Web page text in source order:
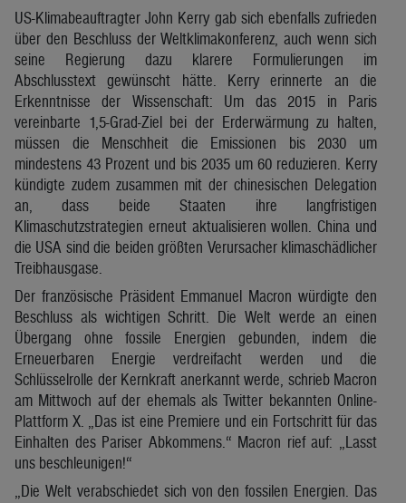
US-Klimabeauftragter John Kerry gab sich ebenfalls zufrieden
über den Beschluss der Weltklimakonferenz, auch wenn sich
seine Regierung dazu klarere Formulierungen im
Abschlusstext gewünscht hätte. Kerry erinnerte an die
Erkenntnisse der Wissenschaft: Um das 2015 in Paris
vereinbarte 1,5-Grad-Ziel bei der Erderwärmung zu halten,
müssen die Menschheit die Emissionen bis 2030 um
mindestens 43 Prozent und bis 2035 um 60 reduzieren. Kerry
kündigte zudem zusammen mit der chinesischen Delegation
an, dass beide Staaten ihre langfristigen
Klimaschutzstrategien erneut aktualisieren wollen. China und
die USA sind die beiden größten Verursacher klimaschädlicher
Treibhausgase.
Der französische Präsident Emmanuel Macron würdigte den
Beschluss als wichtigen Schritt. Die Welt werde an einen
Übergang ohne fossile Energien gebunden, indem die
Erneuerbaren Energie verdreifacht werden und die
Schlüsselrolle der Kernkraft anerkannt werde, schrieb Macron
am Mittwoch auf der ehemals als Twitter bekannten Online-
Plattform X. „Das ist eine Premiere und ein Fortschritt für das
Einhalten des Pariser Abkommens.“ Macron rief auf: „Lasst
uns beschleunigen!“
„Die Welt verabschiedet sich von den fossilen Energien. Das